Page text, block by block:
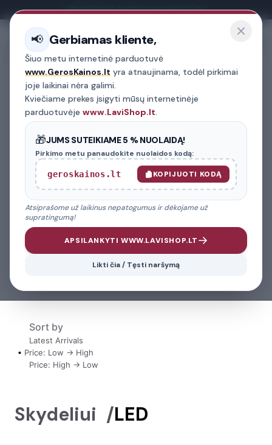
📢 Gerbiamas kliente,
Šiuo metu internetinė parduotuvė
www.GerosKainos.lt yra atnaujinama, todėl pirkimai
joje laikinai nėra galimi.
Kviečiame prekes įsigyti mūsų internetinėje
parduotuvėje www.LaviShop.lt.
🎁JUMS SUTEIKIAME 5 % NUOLAIDĄ!
Pirkimo metu panaudokite nuolaidos kodą:
geroskainos.lt KOPIJUOTI KODĄ
Atsiprašome už laikinus nepatogumus ir dėkojame už
supratingumą!
APSILANKYTI WWW.LAVISHOP.LT
Likti čia / Tęsti naršymą
NEMOKAMAS PRISTATYMAS NUO 24H!
GREITA PAIEŠKA
PREKIŲ FILTRAS
02
AUTOMOBILIO MARKĖ
03
MODELIS
FILTRUOTI PREKES
Sort by
Latest Arrivals
Price: Low -> High
Price: High -> Low
Skydeliui /LED